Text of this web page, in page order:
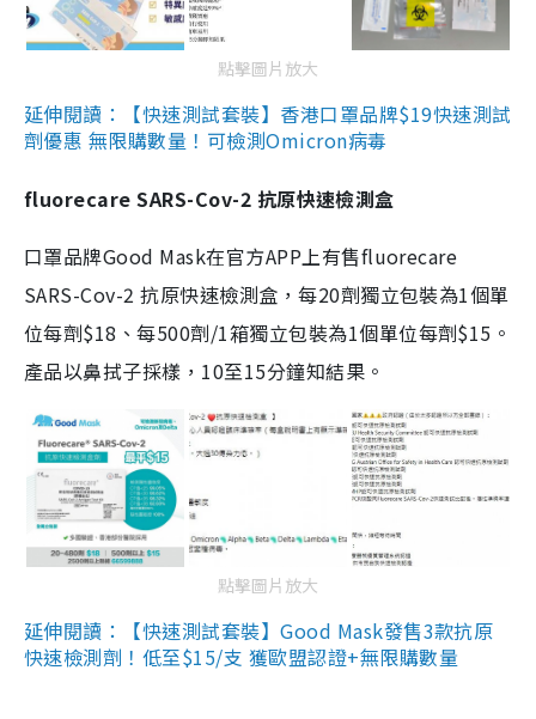
點擊圖片放大
延伸閱讀：【快速測試套裝】香港口罩品牌$19快速測試
劑優惠 無限購數量！可檢測Omicron病毒
fluorecare SARS-Cov-2 抗原快速檢測盒
口罩品牌Good Mask在官方APP上有售fluorecare
SARS-Cov-2 抗原快速檢測盒，每20劑獨立包裝為1個單
位每劑$18、每500劑/1箱獨立包裝為1個單位每劑$15。
產品以鼻拭子採樣，10至15分鐘知結果。
點擊圖片放大
延伸閱讀：【快速測試套裝】Good Mask發售3款抗原
快速檢測劑！低至$15/支 獲歐盟認證+無限購數量